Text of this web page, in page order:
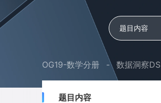
OG19-数学分册 - 数据洞察DS
题目内容